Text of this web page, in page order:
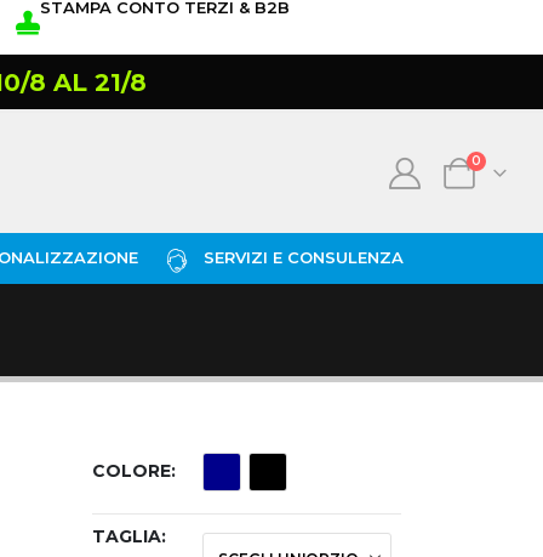
STAMPA CONTO TERZI & B2B
8 AL 21/8
0
SERVIZI E CONSULENZA
COLORE
TAGLIA